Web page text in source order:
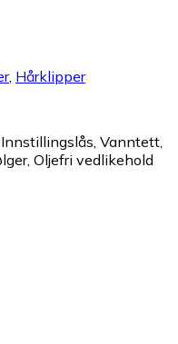
, Hårklipper
Innstillingslås Vanntett
, Oljefri vedlikehold